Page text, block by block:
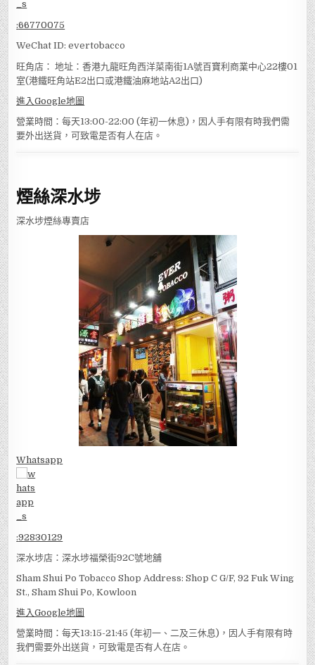
:66770075
WeChat ID: evertobacco
旺角店： 地址：香港九龍旺角西洋菜南街1A號百寶利商業中心22樓01
室(港鐵旺角站E2出口或港鐵油麻地站A2出口)
進入Google地圖
營業時間：每天13:00-22:00 (年初一休息)，因人手有限有時我們需
要外出送貨，可致電是否有人在店。
煙絲深水埗
深水埗煙絲專賣店
Whatsapp
:92830129
深水埗店：深水埗福榮街92C號地舖
Sham Shui Po Tobacco Shop Address: Shop C G/F, 92 Fuk Wing
St., Sham Shui Po, Kowloon
進入Google地圖
營業時間：每天13:15-21:45 (年初一、二及三休息)，因人手有限有時
我們需要外出送貨，可致電是否有人在店。